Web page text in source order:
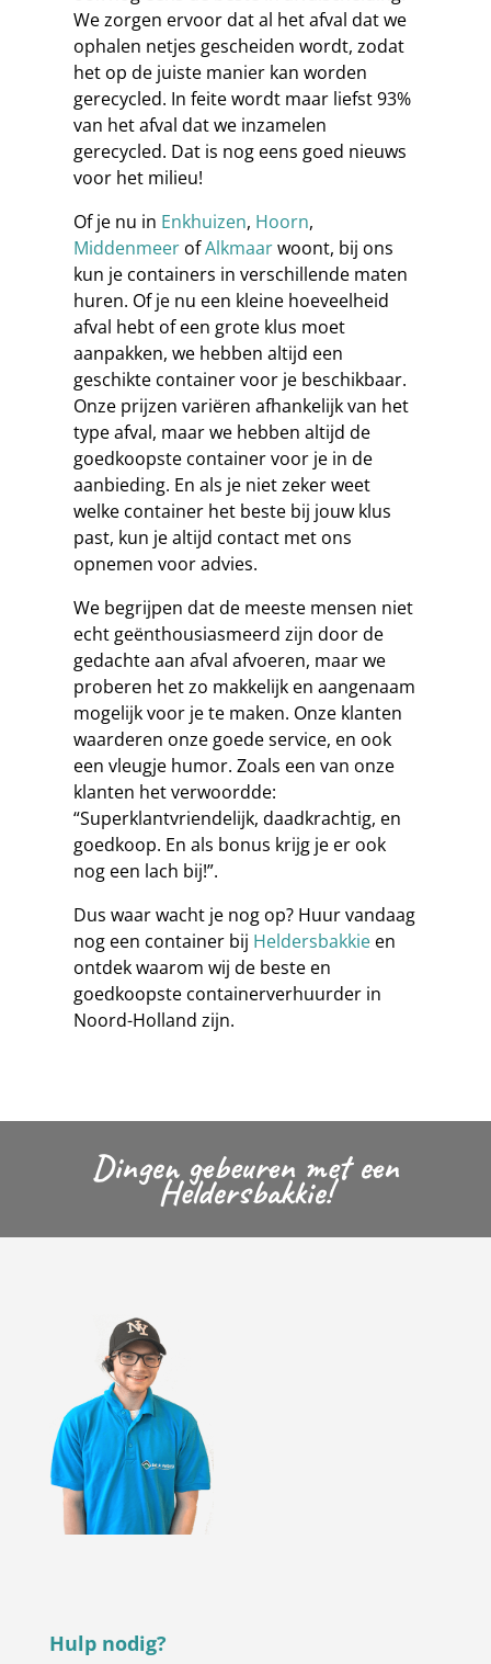
We zorgen ervoor dat al het afval dat we
ophalen netjes gescheiden wordt, zodat
het op de juiste manier kan worden
gerecycled. In feite wordt maar liefst 93%
van het afval dat we inzamelen
gerecycled. Dat is nog eens goed nieuws
voor het milieu!
Of je nu in Enkhuizen, Hoorn,
Middenmeer ofAlkmaarwoont, bij ons
kun je containers in verschillende maten
huren. Of je nu een kleine hoeveelheid
afval hebt of een grote klus moet
aanpakken, we hebben altijd een
geschikte container voor je beschikbaar.
Onze prijzen variëren afhankelijk van het
type afval, maar we hebben altijd de
goedkoopste container voor je in de
aanbieding. En als je niet zeker weet
welke container het beste bij jouw klus
past, kun je altijd contact met ons
opnemen voor advies.
We begrijpen dat de meeste mensen niet
echt geënthousiasmeerd zijn door de
gedachte aan afval afvoeren, maar we
proberen het zo makkelijk en aangenaam
mogelijk voor je te maken. Onze klanten
waarderen onze goede service, en ook
een vleugje humor. Zoals een van onze
klanten het verwoordde:
“Superklantvriendelijk, daadkrachtig, en
goedkoop. En als bonus krijg je er ook
nog een lach bij!”.
Dus waar wacht je nog op? Huur vandaag
nog een container bij Heldersbakkie en
ontdek waarom wij de beste en
goedkoopste containerverhuurder in
Noord-Holland zijn.
Dingen gebeuren met een
Heldersbakkie!
Hulp nodig?